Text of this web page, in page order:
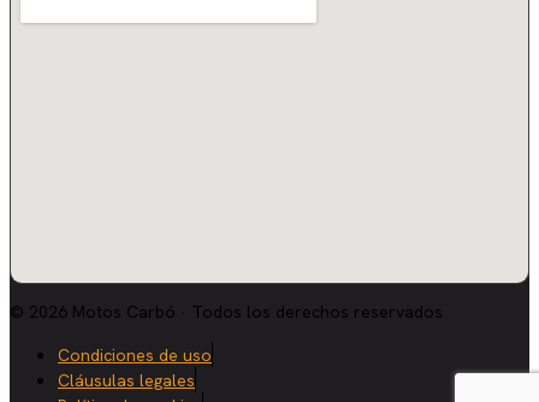
© 2026 Motos Carbó · Todos los derechos reservados
Condiciones de uso
Cláusulas legales